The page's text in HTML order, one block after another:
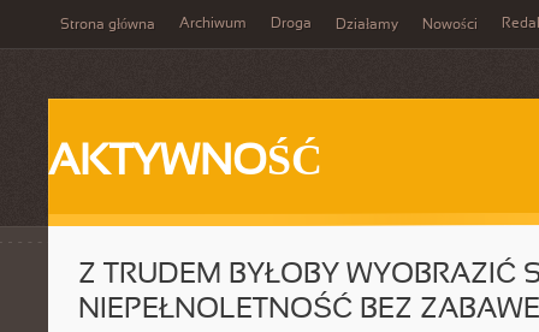
Strona główna Archiwum Droga Działamy Nowości
AKTYWNOŚĆ
Z TRUDEM BYŁOBY WYOBRAZIĆ
NIEPEŁNOLETNOŚĆ BEZ